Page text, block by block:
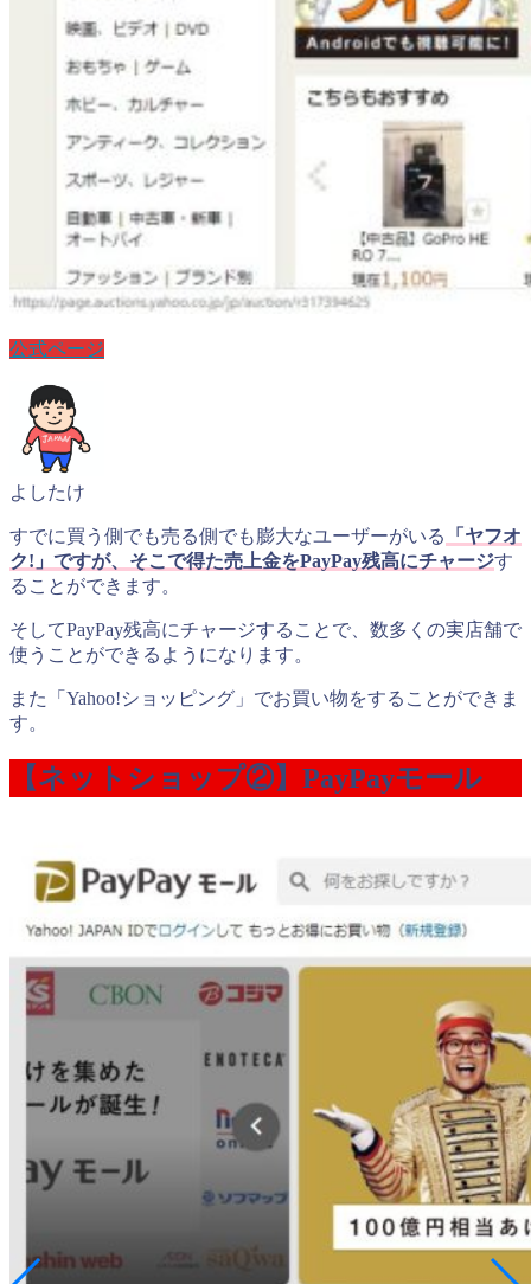
公式ページ
よしたけ
すでに買う側でも売る側でも膨大なユーザーがいる
「ヤフオ
ク!」ですが、そこで得た売上金をPayPay残高にチャージす
ることができます。
そしてPayPay残高にチャージすることで、数多くの実店舗で
使うことができるようになります。
また「Yahoo!ショッピング」でお買い物をすることができま
す。
【ネットショップ②】PayPayモール